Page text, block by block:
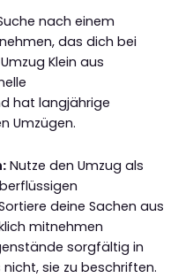
nach einem
das dich bei
Klein aus
hat langjährige
Umzügen.
Nutze den Umzug als
deine Sachen aus
mitnehmen
sorgfältig in
sie zu beschriften.